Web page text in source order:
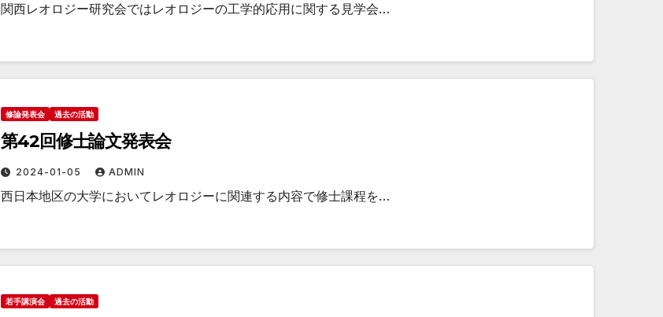
関西レオロジー研究会ではレオロジーの工学的応用に関する見学会…
修論発表会 過去の活動
第42回修士論文発表会
2024-01-05 ADMIN
西日本地区の大学においてレオロジーに関連する内容で修士課程を…
若手講演会 過去の活動